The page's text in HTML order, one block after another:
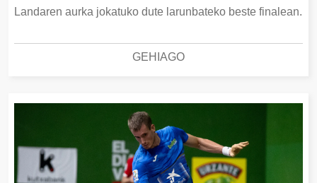
Landaren aurka jokatuko dute larunbateko beste finalean.
GEHIAGO